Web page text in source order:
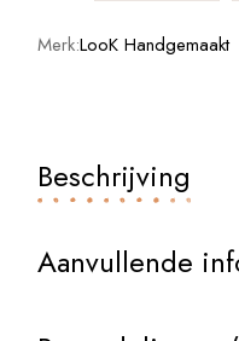
Merk:LooK Handgemaakt
Beschrijving
Aanvullende